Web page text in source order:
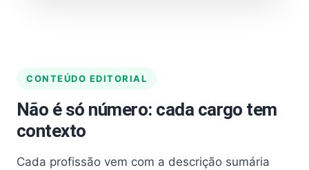
CONTEÚDO EDITORIAL
Não é só número: cada cargo tem
contexto
Cada profissão vem com a descrição sumária